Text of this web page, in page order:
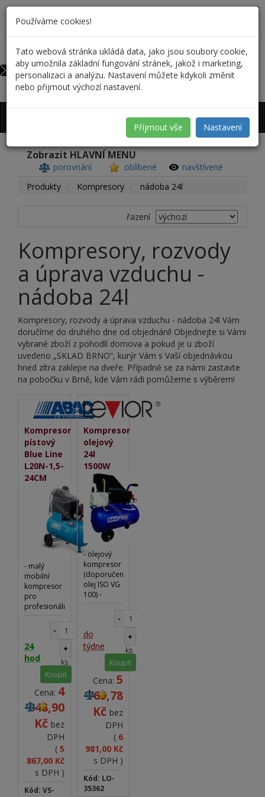
732 590 698
info@profiskal.cz
0
Přihlášení
Zobrazit HLAVNÍ MENU
porovnání oblíbené
navštívené
Produkty
Kompresory nádoba 24l
řazení
Kompresory, rozvody
a úprava vzduchu -
nádoba 24l
Kompresory, rozvody a úprava vzduchu - nádoba 24l Vám
doručíme do druhého dne od objednání! Objednejte si Vámi
vybrané zboží z pohodlí domova a pokud je u zboží
uvedeno „SKLAD BRNO“, kurýr Vám s Vaší objednávkou
hned zítra zaklepe na dveře. Případně se za námi zastavte
na pobočku v Brně, kde Vám rádi pomůžeme s výběrem!
Kompresor
pístový
Blue Line
L20N-1,5-
24CM
- malý
mobilní
kompresor
pro
profesionální
provedení -
sací výkon
220 l/min -
příkon 1,5
kW - tlak 10
bar -
jednostupňový
kompresor,
přímé
spojení
kompresorem
pomocí
hřídele -
výstup přes
24
hod
-
+
ks
Koupit
Cena: 4
848,90
Kč bez
DPH
( 5
867,00 Kč
s DPH )
Kód: VS-
Kompresor
olejový
24l
1500W
- olejový
kompresor
(doporučený
olej ISO VG
100) -
přívod
vzduchu
200l/min
do
týdne
-
+
ks
Koupit
Cena: 5
769,78
Kč bez
DPH
( 6
981,00 Kč
s DPH )
Kód: LO-
35362
Používáme cookies!
Tato webová stránka ukládá data, jako jsou soubory cookie,
aby umožnila základní fungování stránek, jakož i marketing,
personalizaci a analýzu. Nastavení můžete kdykoli změnit
nebo přijmout výchozí nastavení.
Příjmout vše Nastavení